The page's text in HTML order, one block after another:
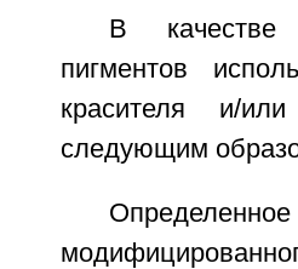
В качестве
пигментов
красителя и/
следующим